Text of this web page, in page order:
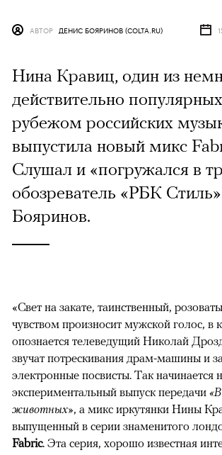
АВТОР ДЕНИС БОЯРИНОВ (COLTA.RU)
Нина Кравиц, один из
действительно
рубежом российских
выпустила новый микс
Слушал и «погружался в
обозреватель «РБК
Бояринов.
«Свет на закате, таинственный,
чувством произносит мужской голос, в
опознается телеведущий Николай
звучат потрескивания драм-машины и
электронные посвисты. Так начинается
экспериментальный выпуск передачи
животных», а микс иркутянки Нины
выпущенный в серии знаменитого
Fabric. Эта серия, хорошо известная